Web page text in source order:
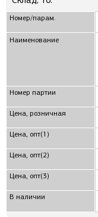
Номер/парам.
Наименование
Номер партии
Цена, розничная
Цена, опт(1)
Цена, опт(2)
Цена, опт(3)
В наличии